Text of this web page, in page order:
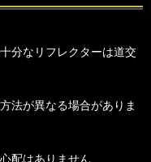
なリフレクターは道交
が異なる場合がありま
配はありません